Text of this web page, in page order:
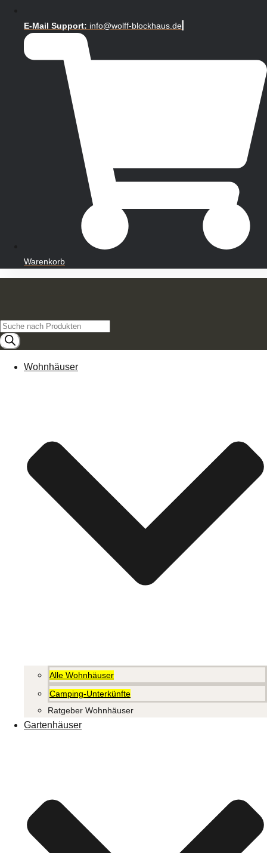
E-Mail Support: info@wolff-blockhaus.de
Warenkorb
Products
search
Wohnhäuser
Alle Wohnhäuser
Camping-Unterkünfte
Ratgeber Wohnhäuser
Gartenhäuser